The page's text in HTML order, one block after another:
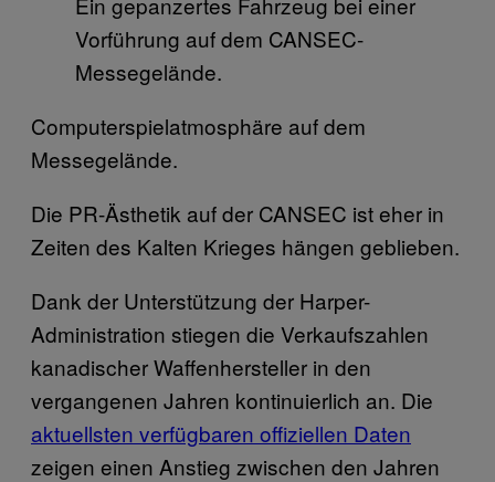
Vorführung auf dem CANSEC-
Messegelände.
Computerspielatmosphäre auf dem
Messegelände.
Die PR-Ästhetik auf der CANSEC ist eher in
Zeiten des Kalten Krieges hängen geblieben.
Dank der Unterstützung der Harper-
Administration stiegen die Verkaufszahlen
kanadischer Waffenhersteller in den
vergangenen Jahren kontinuierlich an. Die
aktuellsten verfügbaren offiziellen Daten
zeigen einen Anstieg zwischen den Jahren